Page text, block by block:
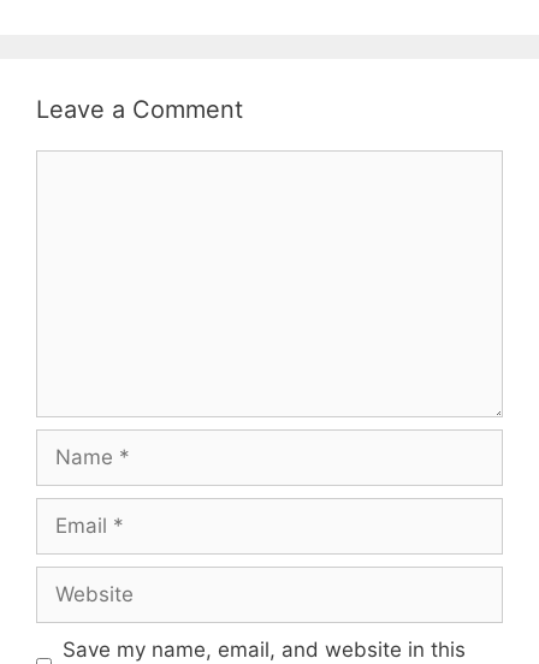
Leave a Comment
Name
Email
Website
Save my name, email, and website in this